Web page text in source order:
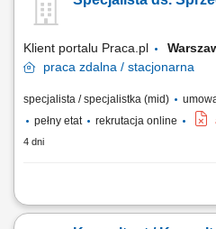
Obowiązki: przyjmowanie zleceń od
realizacji, monitorowanie i
Klient portalu Praca.pl
praca zdalna / stacjonarna
specjalista / specjalistka (mid)
pełny etat
rekrutacja online
4 dni
wykonywanie połączeń